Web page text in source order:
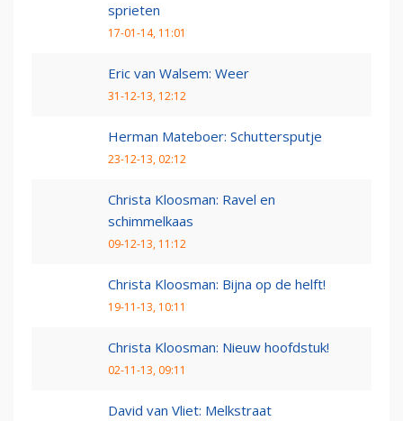
sprieten
17-01-14, 11:01
Eric van Walsem: Weer
31-12-13, 12:12
Herman Mateboer: Schuttersputje
23-12-13, 02:12
Christa Kloosman: Ravel en
schimmelkaas
09-12-13, 11:12
Christa Kloosman: Bijna op de helft!
19-11-13, 10:11
Christa Kloosman: Nieuw hoofdstuk!
02-11-13, 09:11
David van Vliet: Melkstraat